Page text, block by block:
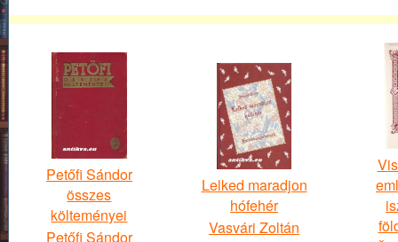
Petőfi Sándor
összes
költeményei
Petőfi Sándor
Lelked maradjon
hófehér
Vasvári Zoltán